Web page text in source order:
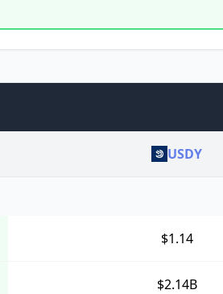
USDY
$1.14
$2.14B